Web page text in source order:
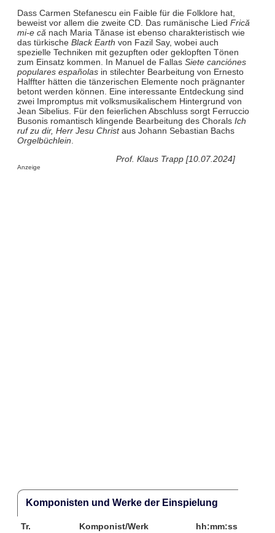
Dass Carmen Stefanescu ein Faible für die Folklore hat,
beweist vor allem die zweite CD. Das rumänische Lied Frică
mi-e că nach Maria Tănase ist ebenso charakteristisch wie
das türkische Black Earth von Fazil Say, wobei auch
spezielle Techniken mit gezupften oder geklopften Tönen
zum Einsatz kommen. In Manuel de Fallas Siete canciónes
populares españolasin stilechter Bearbeitung von Ernesto
Halffter hätten die tänzerischen Elemente noch prägnanter
betont werden können. Eine interessante Entdeckung sind
zwei Impromptus mit volksmusikalischem Hintergrund von
Jean Sibelius. Für den feierlichen Abschluss sorgt Ferruccio
Busonis romantisch klingende Bearbeitung des Chorals Ich
ruf zu dir, Herr Jesu Christaus Johann Sebastian Bachs
Orgelbüchlein
Prof. Klaus Trapp [10.07.2024]
Anzeige
Komponisten und Werke der Einspielung
Tr. Komponist/Werk hh:mm:ss